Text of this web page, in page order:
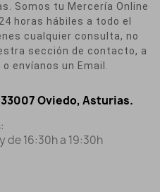
Somos tu Mercería Online
horas hábiles a todo el
cualquier consulta, no
sección de contacto, a
envíanos un Email.
Oviedo, Asturias.
de 16:30h a 19:30h